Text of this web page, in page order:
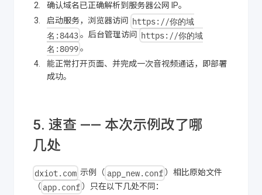
确认域名已正确解析到服务器公网 IP。
启动服务，浏览器访问 https://你的域
名:8443。后台管理访问 https://你的域
名:8099。
能正常打开页面、并完成一次音视频通话，即部署
成功。
5. 速查 —— 本次示例改了哪
几处
dxiot.com 示例（ app_new.conf ）相比原始文件
（ app.conf ）只在以下几处不同：